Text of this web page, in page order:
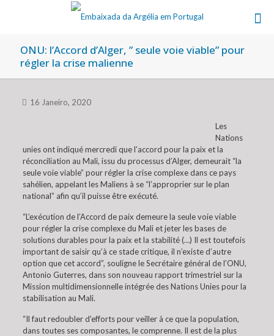
ONU: l’Accord d’Alger, ” seule voie viable” pour
régler la crise malienne
16 Janeiro, 2020
Les
Nations
unies ont indiqué mercredi que l’accord pour la paix et la
réconciliation au Mali, issu du processus d’Alger, demeurait “la
seule voie viable” pour régler la crise complexe dans ce pays
sahélien, appelant les Maliens à se “l’approprier sur le plan
national” afin qu’il puisse être exécuté.
“L’exécution de l’Accord de paix demeure la seule voie viable
pour régler la crise complexe du Mali et jeter les bases de
solutions durables pour la paix et la stabilité (…) Il est toutefois
important de saisir qu’à ce stade critique, il n’existe d’autre
option que cet accord”, souligne le Secrétaire général de l’ONU,
Antonio Guterres, dans son nouveau rapport trimestriel sur la
Mission multidimensionnelle intégrée des Nations Unies pour la
stabilisation au Mali.
“Il faut redoubler d’efforts pour veiller à ce que la population,
dans toutes ses composantes, le comprenne. Il est de la plus